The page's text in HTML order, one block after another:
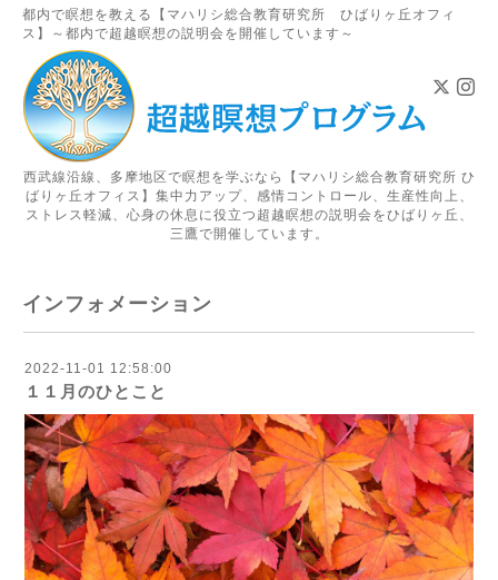
都内で瞑想を教える【マハリシ総合教育研究所 ひばりヶ丘オフィ
ス】～都内で超越瞑想の説明会を開催しています～
西武線沿線、多摩地区で瞑想を学ぶなら【マハリシ総合教育研究所 ひ
ばりヶ丘オフィス】集中力アップ、感情コントロール、生産性向上、
ストレス軽減、心身の休息に役立つ超越瞑想の説明会をひばりヶ丘、
三鷹で開催しています。
インフォメーション
2022-11-01 12:58:00
１１月のひとこと